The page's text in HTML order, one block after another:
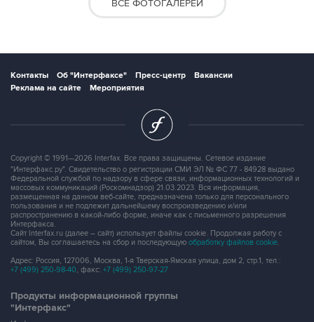
ВСЕ ФОТОГАЛЕРЕИ
Контакты Об "Интерфаксе" Пресс-центр
Вакансии
Реклама на сайте
Мероприятия
Copyright © 1991—2026 Interfax. Все права защищены. Сетевое издание
"Интерфакс.ру". Свидетельство о регистрации СМИ ЭЛ № ФС 77 - 84928 выдано
Федеральной службой по надзору в сфере связи, информационных технологий и
массовых коммуникаций (Роскомнадзор) 21.03.2023. Вся информация,
размещенная на данном веб-сайте, предназначена только для персонального
пользования и не подлежит дальнейшему воспроизведению и/или
распространению в какой-либо форме, иначе как с письменного разрешения
Интерфакса.
Сайт Interfax.ru (далее – сайт) использует файлы cookie. Продолжая работу с
сайтом, Вы соглашаетесь на сбор и последующую обработку файлов cookie.
Адрес: Россия, 127006, Москва, 1-я Тверская-Ямская улица, дом 2, стр.1, тел.:
+7 (499) 250-98-40, факс: +7 (499) 250-97-27
Продукты информационной группы
"Интерфакс"